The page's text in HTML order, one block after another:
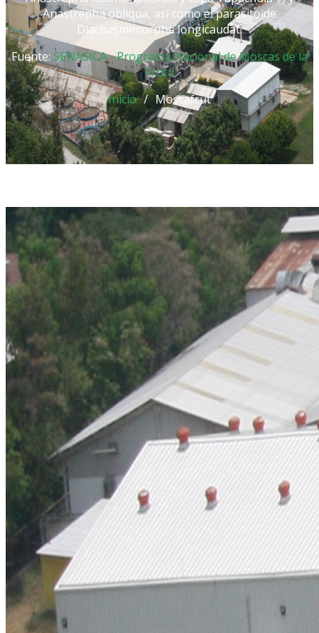
Anastrepha obliqua, así como el parasitoide
Diachasmimorpha longicaudat.
Fuente: SENASICA - Programa Nacional de Moscas de la
Fruta
Inicio
Moscafrut